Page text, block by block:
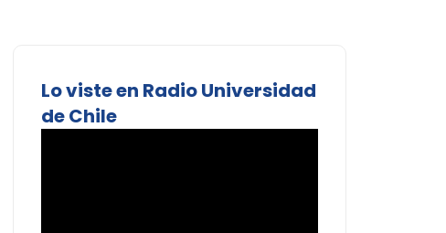
Lo viste en Radio Universidad
de Chile